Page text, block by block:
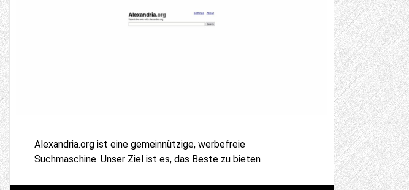
Alexandria.org ist eine gemeinnützige, werbefreie
Suchmaschine. Unser Ziel ist es, das Beste zu bieten